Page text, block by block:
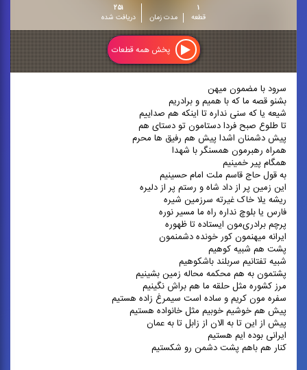
۱
قطعه
مدت زمان
۲۵۱
دریافت شده
پخش همه قطعات
سرود با مضمون میهن
بشنو قصه ما که با همیم و برادریم
شیعه یا که سنی نداره تا اینکه هم صداییم
تا طلوع صبح فردا دستامون تو دستای هم
پیش دشمنان اشدا پیش هم رفیق ها محرم
همراه رهبرمون همسنگر با شهدا
همگام پیر خمینیم
به قول حاج قاسم ملت امام حسینیم
این زمین پر از داد شاه و رستم پر از دلیره
ریشه یلا خاک غیرته سرزمین شیره
فارس یا بلوچ نداره راه ما مسیر نوره
پرچم برادری‌مون ایستاده تا ظهوره
ایرانه میهنمون کور خونده دشمنمون
پشت هم شبیه کوهیم
شبیه تفتانیم سربلند باشکوهیم
پشتمون به هم محکمه محاله زمین بشینیم
مرز کشوره مثل حلقه ما هم براش نگینیم
سفره مون کریم و ساده است سیمرغ زاده هستیم
پیش هم خوشیم خوبیم مثل خانواده هستیم
پیش از این تا به الان از زابل تا به عمان
ایرانی بوده ایم هستیم
کنار هم باهم پشت دشمن رو شکستیم